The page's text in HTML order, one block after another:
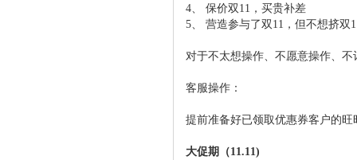
4、 保价双11，买贵补差
5、 营造参与了双11，但不想挤双
对于不太想操作、不愿意操作、
客服操作：
提前准备好已领取优惠券客户的
大促期（11.11)